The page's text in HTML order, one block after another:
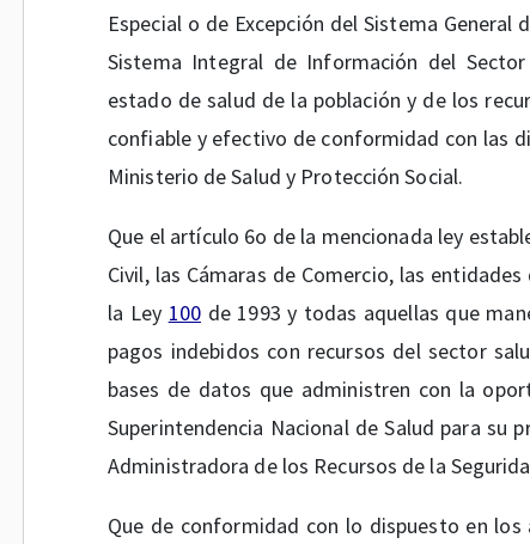
Especial o de Excepción del Sistema
Sistema Integral de Información del
estado de salud de la población y de los
confiable y efectivo de conformidad con las
Ministerio de Salud y Protección Social.
Que el artículo 6o de la mencionada ley
Civil, las Cámaras de Comercio, las
la Ley 100de 1993 y todas aquellas que
pagos indebidos con recursos del sector
bases de datos que administren con la
Superintendencia Nacional de Salud para
Administradora de los Recursos de la
Que de conformidad con lo dispuesto en